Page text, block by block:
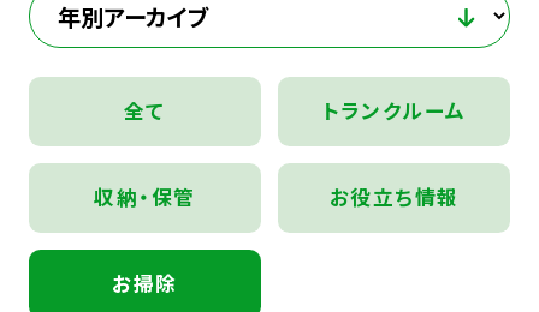
約款
お知らせ
お役立コラム
全て トランクルーム
収納・保管 お役立ち情報
お掃除